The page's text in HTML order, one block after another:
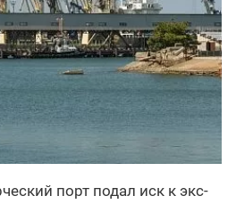
порт подал иск к экс-